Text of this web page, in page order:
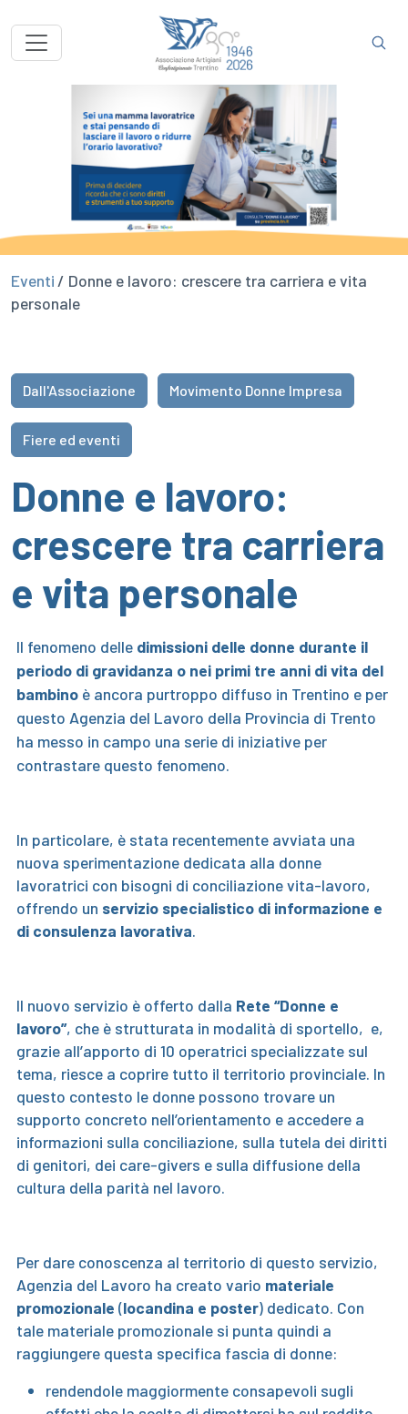
Eventi / Donne e lavoro: crescere tra carriera e vita
personale
Dall'Associazione Movimento Donne Impresa
Fiere ed eventi
Donne e lavoro:
crescere tra carriera
e vita personale
Il fenomeno delle dimissioni delle donne durante il
periodo di gravidanza o nei primi tre anni di vita del
bambino è ancora purtroppo diffuso in Trentino e per
questo Agenzia del Lavoro della Provincia di Trento
ha messo in campo una serie di iniziative per
contrastare questo fenomeno.
In particolare, è stata recentemente avviata una
nuova sperimentazione dedicata alla donne
lavoratrici con bisogni di conciliazione vita-lavoro,
offrendo un servizio specialistico di informazione e
di consulenza lavorativa.
Il nuovo servizio è offerto dalla Rete “Donne e
lavoro”, che è strutturata in modalità di sportello, e,
grazie all’apporto di 10 operatrici specializzate sul
tema, riesce a coprire tutto il territorio provinciale. In
questo contesto le donne possono trovare un
supporto concreto nell’orientamento e accedere a
informazioni sulla conciliazione, sulla tutela dei diritti
di genitori, dei care-givers e sulla diffusione della
cultura della parità nel lavoro.
Per dare conoscenza al territorio di questo servizio,
Agenzia del Lavoro ha creato vario materiale
promozionale (locandina e poster) dedicato. Con
tale materiale promozionale si punta quindi a
raggiungere questa specifica fascia di donne:
rendendole maggiormente consapevoli sugli